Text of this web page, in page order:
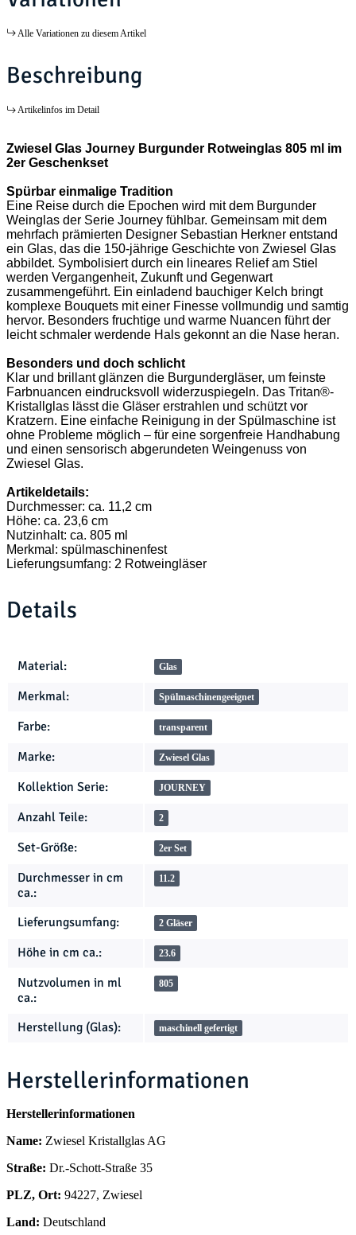
Alle Variationen zu diesem Artikel
Beschreibung
Artikelinfos im Detail
Zwiesel Glas Journey Burgunder Rotweinglas 805 ml im
2er Geschenkset
Spürbar einmalige Tradition
Eine Reise durch die Epochen wird mit dem Burgunder
Weinglas der Serie Journey fühlbar. Gemeinsam mit dem
mehrfach prämierten Designer Sebastian Herkner entstand
ein Glas, das die 150-jährige Geschichte von Zwiesel Glas
abbildet. Symbolisiert durch ein lineares Relief am Stiel
werden Vergangenheit, Zukunft und Gegenwart
zusammengeführt. Ein einladend bauchiger Kelch bringt
komplexe Bouquets mit einer Finesse vollmundig und samtig
hervor. Besonders fruchtige und warme Nuancen führt der
leicht schmaler werdende Hals gekonnt an die Nase heran.
Besonders und doch schlicht
Klar und brillant glänzen die Burgundergläser, um feinste
Farbnuancen eindrucksvoll widerzuspiegeln. Das Tritan®-
Kristallglas lässt die Gläser erstrahlen und schützt vor
Kratzern. Eine einfache Reinigung in der Spülmaschine ist
ohne Probleme möglich – für eine sorgenfreie Handhabung
und einen sensorisch abgerundeten Weingenuss von
Zwiesel Glas.
Artikeldetails:
Durchmesser: ca. 11,2 cm
Höhe: ca. 23,6 cm
Nutzinhalt: ca. 805 ml
Merkmal: spülmaschinenfest
Lieferungsumfang: 2 Rotweingläser
Details
Produkteigenschaft
Wert
Material: Glas
Merkmal: Spülmaschinengeeignet
Farbe: transparent
Marke: Zwiesel Glas
Kollektion Serie: JOURNEY
Anzahl Teile: 2
Set-Größe: 2er Set
Durchmesser in cm
ca.:
11.2
Lieferungsumfang: 2 Gläser
Höhe in cm ca.: 23.6
Nutzvolumen in ml
ca.:
805
Herstellung (Glas): maschinell gefertigt
Herstellerinformationen
Herstellerinformationen
Name: Zwiesel Kristallglas AG
Straße: Dr.-Schott-Straße 35
PLZ, Ort: 94227, Zwiesel
Land: Deutschland